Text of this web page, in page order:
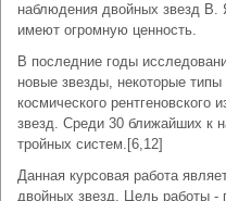
наблюдения двойных звезд
имеют огромную ценность.
В последние годы
новые звезды, некоторые
космического
звезд. Среди 30 ближайших к
тройных систем.[6,12]
Данная курсовая работа
двойных звезд. Цель работы -